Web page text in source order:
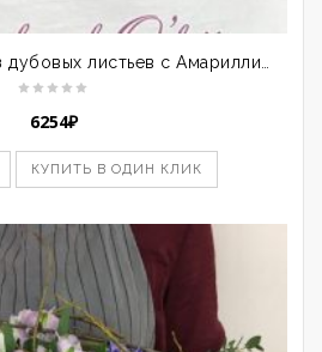
6254₽
КУПИТЬ В ОДИН КЛИК